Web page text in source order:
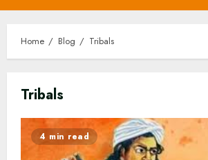
Menu
Home Blog Tribals
Tribals
4 min read